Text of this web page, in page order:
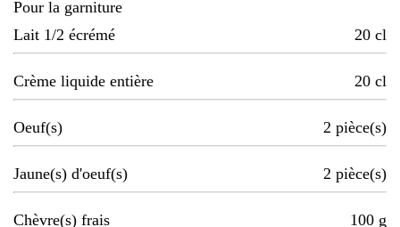
Pour la garniture
Lait 1/2 écrémé
20 cl
Crème liquide entière 20 cl
Oeuf(s) 2 pièce(s)
Jaune(s) d'oeuf(s) 2 pièce(s)
Chèvre(s) frais 100 g